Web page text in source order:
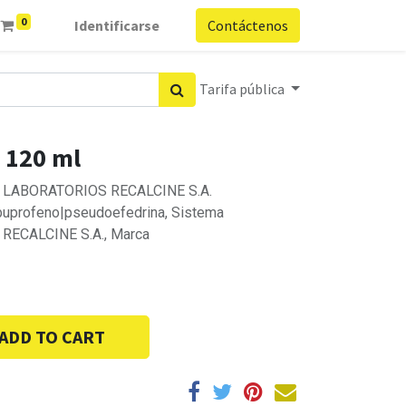
0 Identificarse Contáctenos
Tarifa pública
ml
RECALCINE S.A.
Sistema
S.A., Marca
TO CART